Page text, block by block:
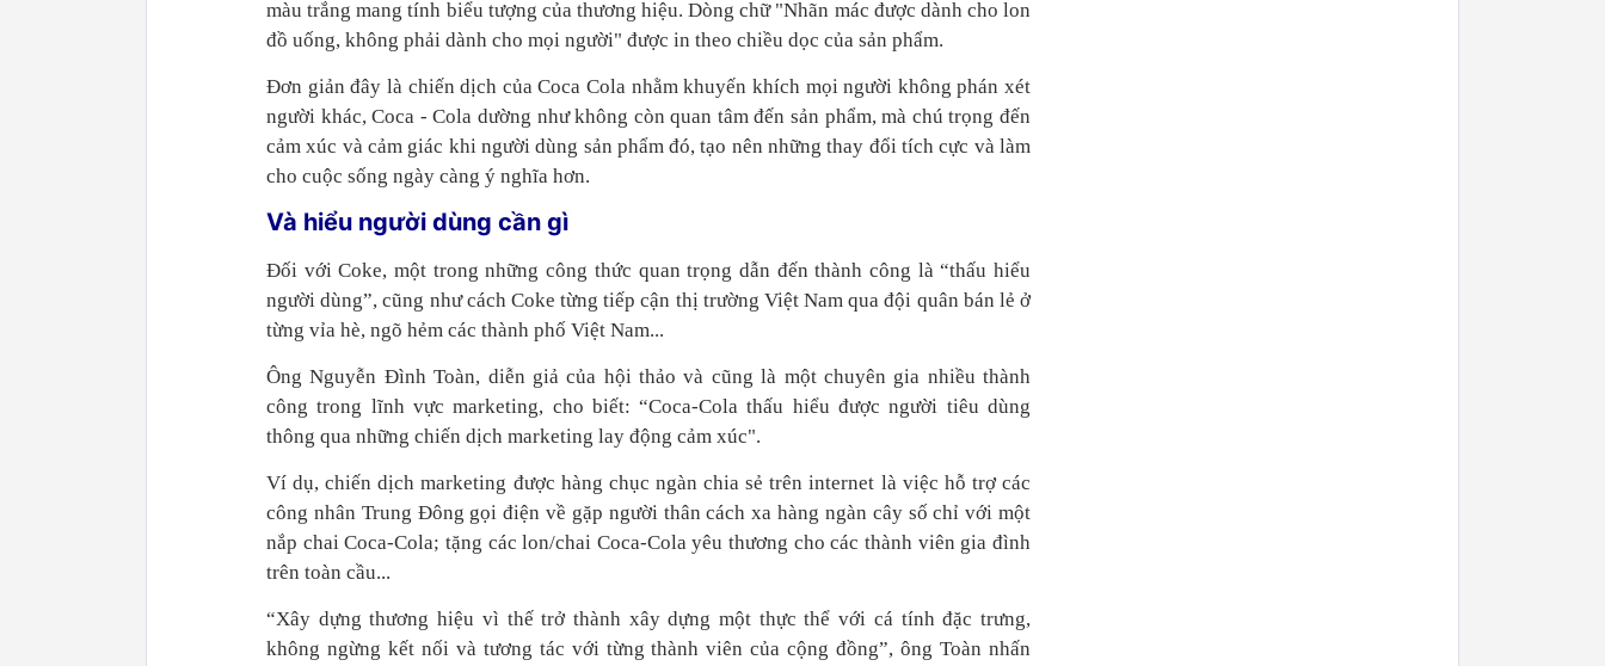
màu trắng mang tính biểu tượng của thương hiệu. Dòng chữ "Nhãn mác được dành cho lon
đồ uống, không phải dành cho mọi người" được in theo chiều dọc của sản phẩm.
Đơn giản đây là chiến dịch của Coca Cola nhằm khuyến khích mọi người không phán xét
người khác, Coca - Cola dường như không còn quan tâm đến sản phẩm, mà chú trọng đến
cảm xúc và cảm giác khi người dùng sản phẩm đó, tạo nên những thay đổi tích cực và làm
cho cuộc sống ngày càng ý nghĩa hơn.
Và hiểu người dùng cần gì
Đối với Coke, một trong những công thức quan trọng dẫn đến thành công là “thấu hiểu
người dùng”, cũng như cách Coke từng tiếp cận thị trường Việt Nam qua đội quân bán lẻ ở
từng vỉa hè, ngõ hẻm các thành phố Việt Nam...
Ông Nguyễn Đình Toàn, diễn giả của hội thảo và cũng là một chuyên gia nhiều thành
công trong lĩnh vực marketing, cho biết: “Coca-Cola thấu hiểu được người tiêu dùng
thông qua những chiến dịch marketing lay động cảm xúc".
Ví dụ, chiến dịch marketing được hàng chục ngàn chia sẻ trên internet là việc hỗ trợ các
công nhân Trung Đông gọi điện về gặp người thân cách xa hàng ngàn cây số chỉ với một
nắp chai Coca-Cola; tặng các lon/chai Coca-Cola yêu thương cho các thành viên gia đình
trên toàn cầu...
“Xây dựng thương hiệu vì thế trở thành xây dựng một thực thể với cá tính đặc trưng,
không ngừng kết nối và tương tác với từng thành viên của cộng đồng”, ông Toàn nhấn